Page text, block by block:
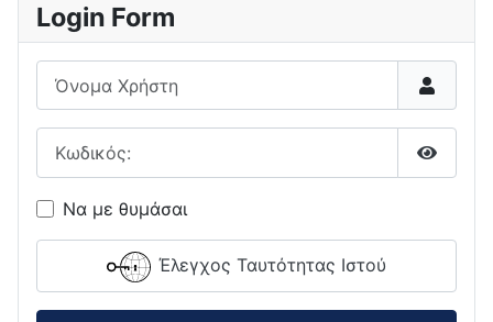
Login Form
Όνομα Χρήστη
Να με θυμάσαι
Έλεγχος Ταυτότητας Ιστού